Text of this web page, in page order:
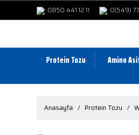
0850 441 12 11 0(549)
Protein Tozu Amino
Anasayfa Protein Tozu